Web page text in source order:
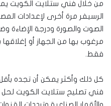
من خلال فني ستلايت الكويت
الرسيفر مرة أخرى لإعدادات
الصوت والصورة ودرجة
مرغوب بها من الجهاز أو
فقط.
كل ذلك وأكثر يمكن أن تجده
فني تصليح ستلايت الكويت لحل